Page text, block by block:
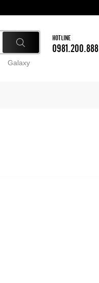
Galaxy
HOTLINE
0981.200.888